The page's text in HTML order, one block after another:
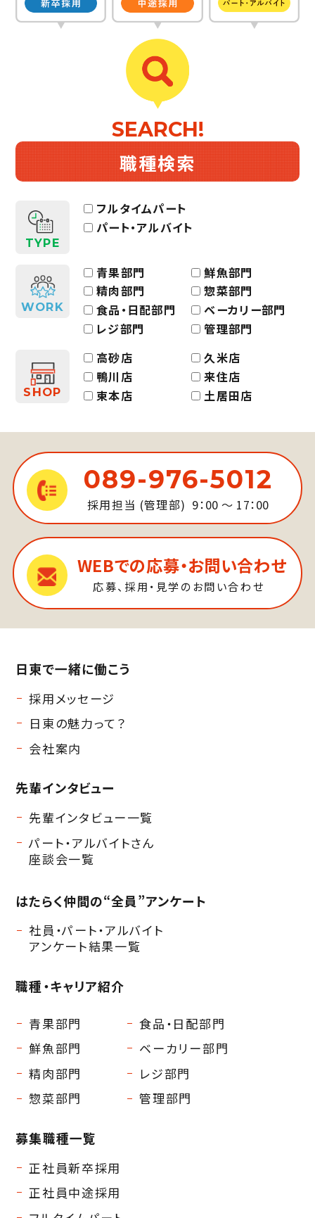
SEARCH!
職種検索
TYPE
フルタイムパート
パート・アルバイト
WORK
青果部門
鮮魚部門
精肉部門
惣菜部門
食品・日配部門
ベーカリー部門
レジ部門
管理部門
SHOP
高砂店
久米店
鴨川店
来住店
束本店
土居田店
089-976-5012
採用担当 (管理部) 9：00 ～ 17：00
WEBでの応募・お問い合わせ
応募、採用・見学のお問い合わせ
日東で一緒に働こう
採用メッセージ
日東の魅力って？
会社案内
先輩インタビュー
先輩インタビュー一覧
パート・アルバイトさん
座談会一覧
はたらく仲間の“全員”アンケート
社員・パート・アルバイト
アンケート結果一覧
職種・キャリア紹介
青果部門
鮮魚部門
精肉部門
惣菜部門
食品・日配部門
ベーカリー部門
レジ部門
管理部門
募集職種一覧
正社員新卒採用
正社員中途採用